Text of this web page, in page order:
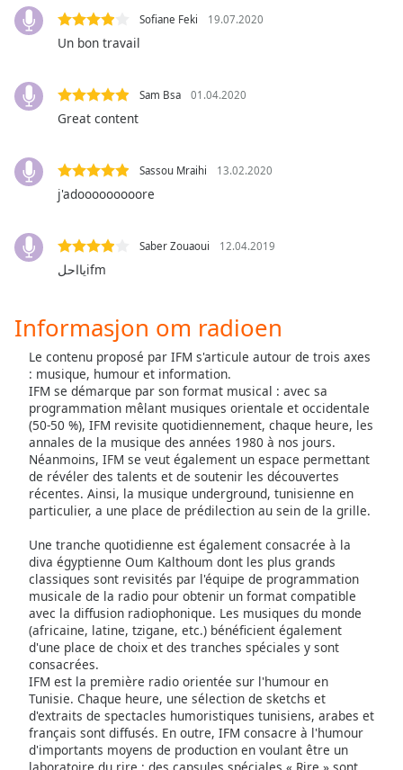
dialog
subtitles
selected
Picture-
in-
This
Beginning
dialog
window.
Escape
cancel
close
window.
Color
Opacity
Background
Color
Sofiane Feki 19.07.2020
Un bon travail
Sam Bsa 01.04.2020
Great content
Sassou Mraihi 13.02.2020
j'adooooooooore
Saber Zouaoui 12.04.2019
يااحلifm
Informasjon om radioen
Le contenu proposé par IFM s'articule autour de trois axes
: musique, humour et information.
IFM se démarque par son format musical : avec sa
programmation mêlant musiques orientale et occidentale
(50-50 %), IFM revisite quotidiennement, chaque heure, les
annales de la musique des années 1980 à nos jours.
Néanmoins, IFM se veut également un espace permettant
de révéler des talents et de soutenir les découvertes
récentes. Ainsi, la musique underground, tunisienne en
particulier, a une place de prédilection au sein de la grille.
Une tranche quotidienne est également consacrée à la
diva égyptienne Oum Kalthoum dont les plus grands
classiques sont revisités par l'équipe de programmation
musicale de la radio pour obtenir un format compatible
avec la diffusion radiophonique. Les musiques du monde
(africaine, latine, tzigane, etc.) bénéficient également
d'une place de choix et des tranches spéciales y sont
consacrées.
IFM est la première radio orientée sur l'humour en
Tunisie. Chaque heure, une sélection de sketchs et
d'extraits de spectacles humoristiques tunisiens, arabes et
français sont diffusés. En outre, IFM consacre à l'humour
d'importants moyens de production en voulant être un
laboratoire du rire : des capsules spéciales « Rire » sont